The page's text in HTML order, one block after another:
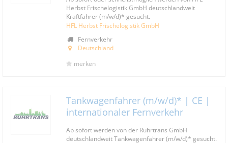
Herbst Frischelogistik GmbH deutschlandweit
Kraftfahrer (m/w/d)* gesucht.
HFL Herbst Frischelogistik GmbH
Fernverkehr
Deutschland
merken
Tankwagenfahrer (m/w/d)* | CE |
internationaler Fernverkehr
Ab sofort werden von der Ruhrtrans GmbH
deutschlandweit Tankwagenfahrer (m/w/d)* gesucht.